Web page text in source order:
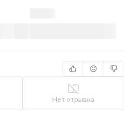
Нет отрывка